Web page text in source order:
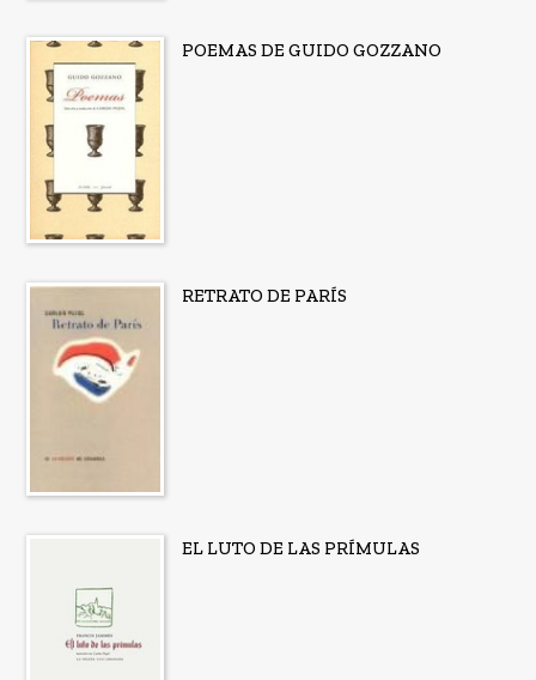
POEMAS DE GUIDO GOZZANO
RETRATO DE PARÍS
EL LUTO DE LAS PRÍMULAS